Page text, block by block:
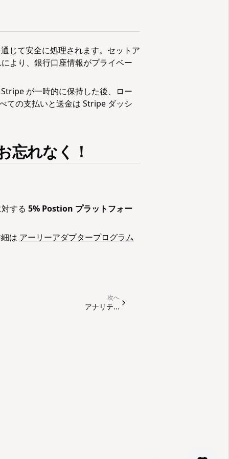
じて安全に処理されます。セットア
より、銀行口座情報がプライベー
が一時的に保持した後、ロー
ての支払いと送金は Stripe ダッシ
忘れなく！
する 5% Postion プラットフォー
は アーリーアダプタープログラム
次へ
アナリテ...